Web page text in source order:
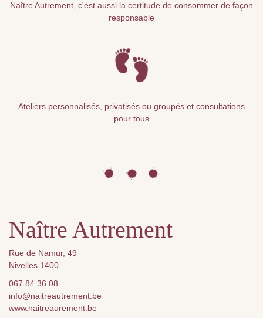
Naître Autrement, c'est aussi la certitude de consommer de façon
responsable
Ateliers personnalisés, privatisés ou groupés et consultations
pour tous
Naître Autrement
Rue de Namur, 49
Nivelles 1400
067 84 36 08
info@naitreautrement.be
www.naitreaurement.be